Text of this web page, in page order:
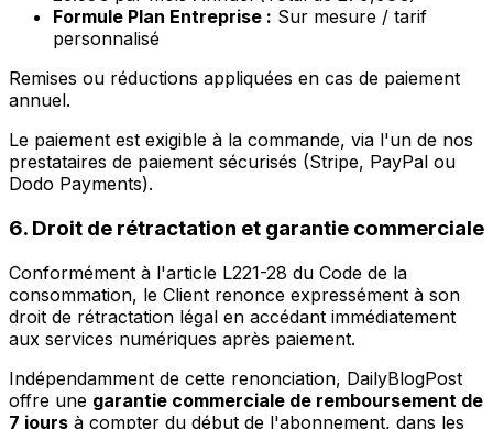
Formule Plan Entreprise : Sur mesure / tarif
personnalisé
Remises ou réductions appliquées en cas de paiement
annuel.
Le paiement est exigible à la commande, via l'un de nos
prestataires de paiement sécurisés (Stripe, PayPal ou
Dodo Payments).
6. Droit de rétractation et garantie commerciale
Conformément à l'article L221-28 du Code de la
consommation, le Client renonce expressément à son
droit de rétractation légal en accédant immédiatement
aux services numériques après paiement.
Indépendamment de cette renonciation, DailyBlogPost
offre une garantie commerciale de remboursement de
7 jours à compter du début de l'abonnement, dans les